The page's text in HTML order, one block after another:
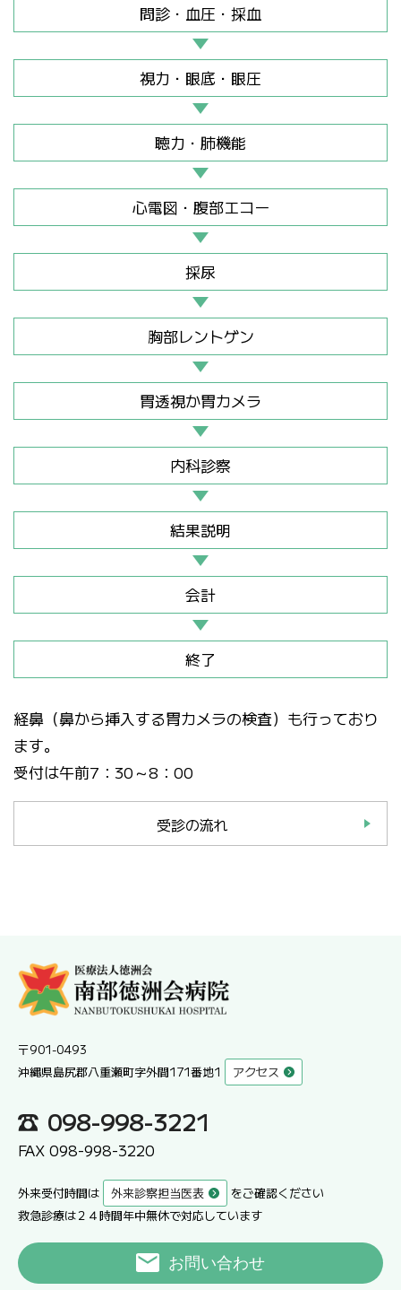
問診・血圧・採血
視力・眼底・眼圧
聴力・肺機能
心電図・腹部エコー
採尿
胸部レントゲン
胃透視か胃カメラ
内科診察
結果説明
会計
終了
経鼻（鼻から挿入する胃カメラの検査）も行っており
ます。
受付は午前7：30～8：00
受診の流れ
〒901-0493
沖縄県島尻郡八重瀬町字外間171番地1
アクセス
098-998-3221
FAX 098-998-3220
外来受付時間は 外来診察担当医表
をご確認ください
救急診療は２４時間年中無休で対応しています
お問い合わせ